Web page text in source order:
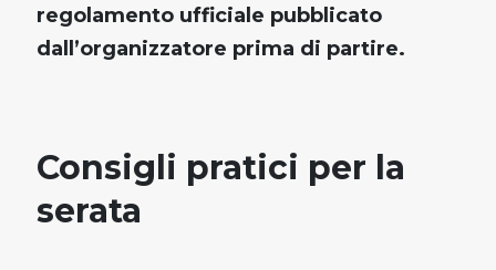
regolamento ufficiale pubblicato
dall’organizzatore prima di partire.
Consigli pratici per la
serata